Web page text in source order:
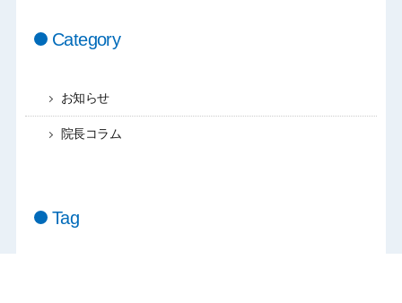
Category
お知らせ
院長コラム
Tag